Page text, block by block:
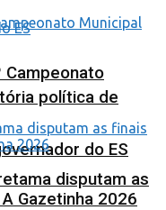
política de
do ES
Campeonato
disputam as
Gazetinha 2026